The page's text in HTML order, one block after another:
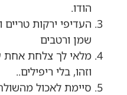
הודו.
העדיפי ירקות
שמן ורטבים
מלאי לך צלחת
וזהו, בלי ריפילים..
סיימת לאכול